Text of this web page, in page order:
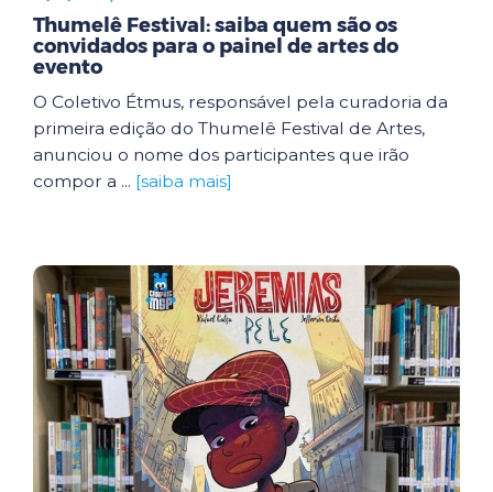
Thumelê Festival: saiba quem são os
convidados para o painel de artes do
evento
O Coletivo Étmus, responsável pela curadoria da
primeira edição do Thumelê Festival de Artes,
anunciou o nome dos participantes que irão
compor a ... [saiba mais]